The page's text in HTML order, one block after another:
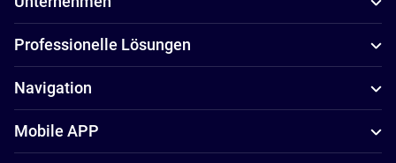
Professionelle Lösungen
Navigation
Mobile APP